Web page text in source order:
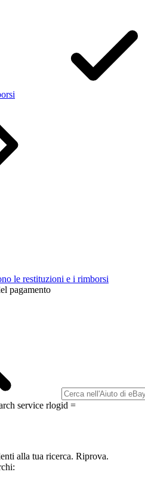
le restituzioni e i rimborsi
pagamento
service rlogid =
alla tua ricerca. Riprova.